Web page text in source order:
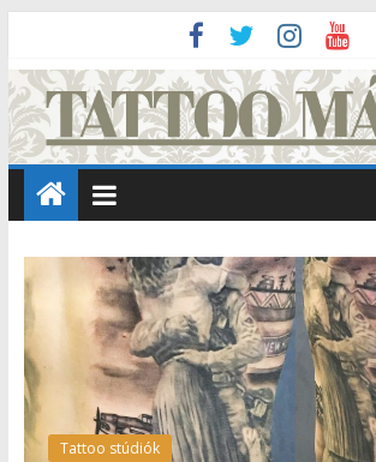
Tattoo stúdiók